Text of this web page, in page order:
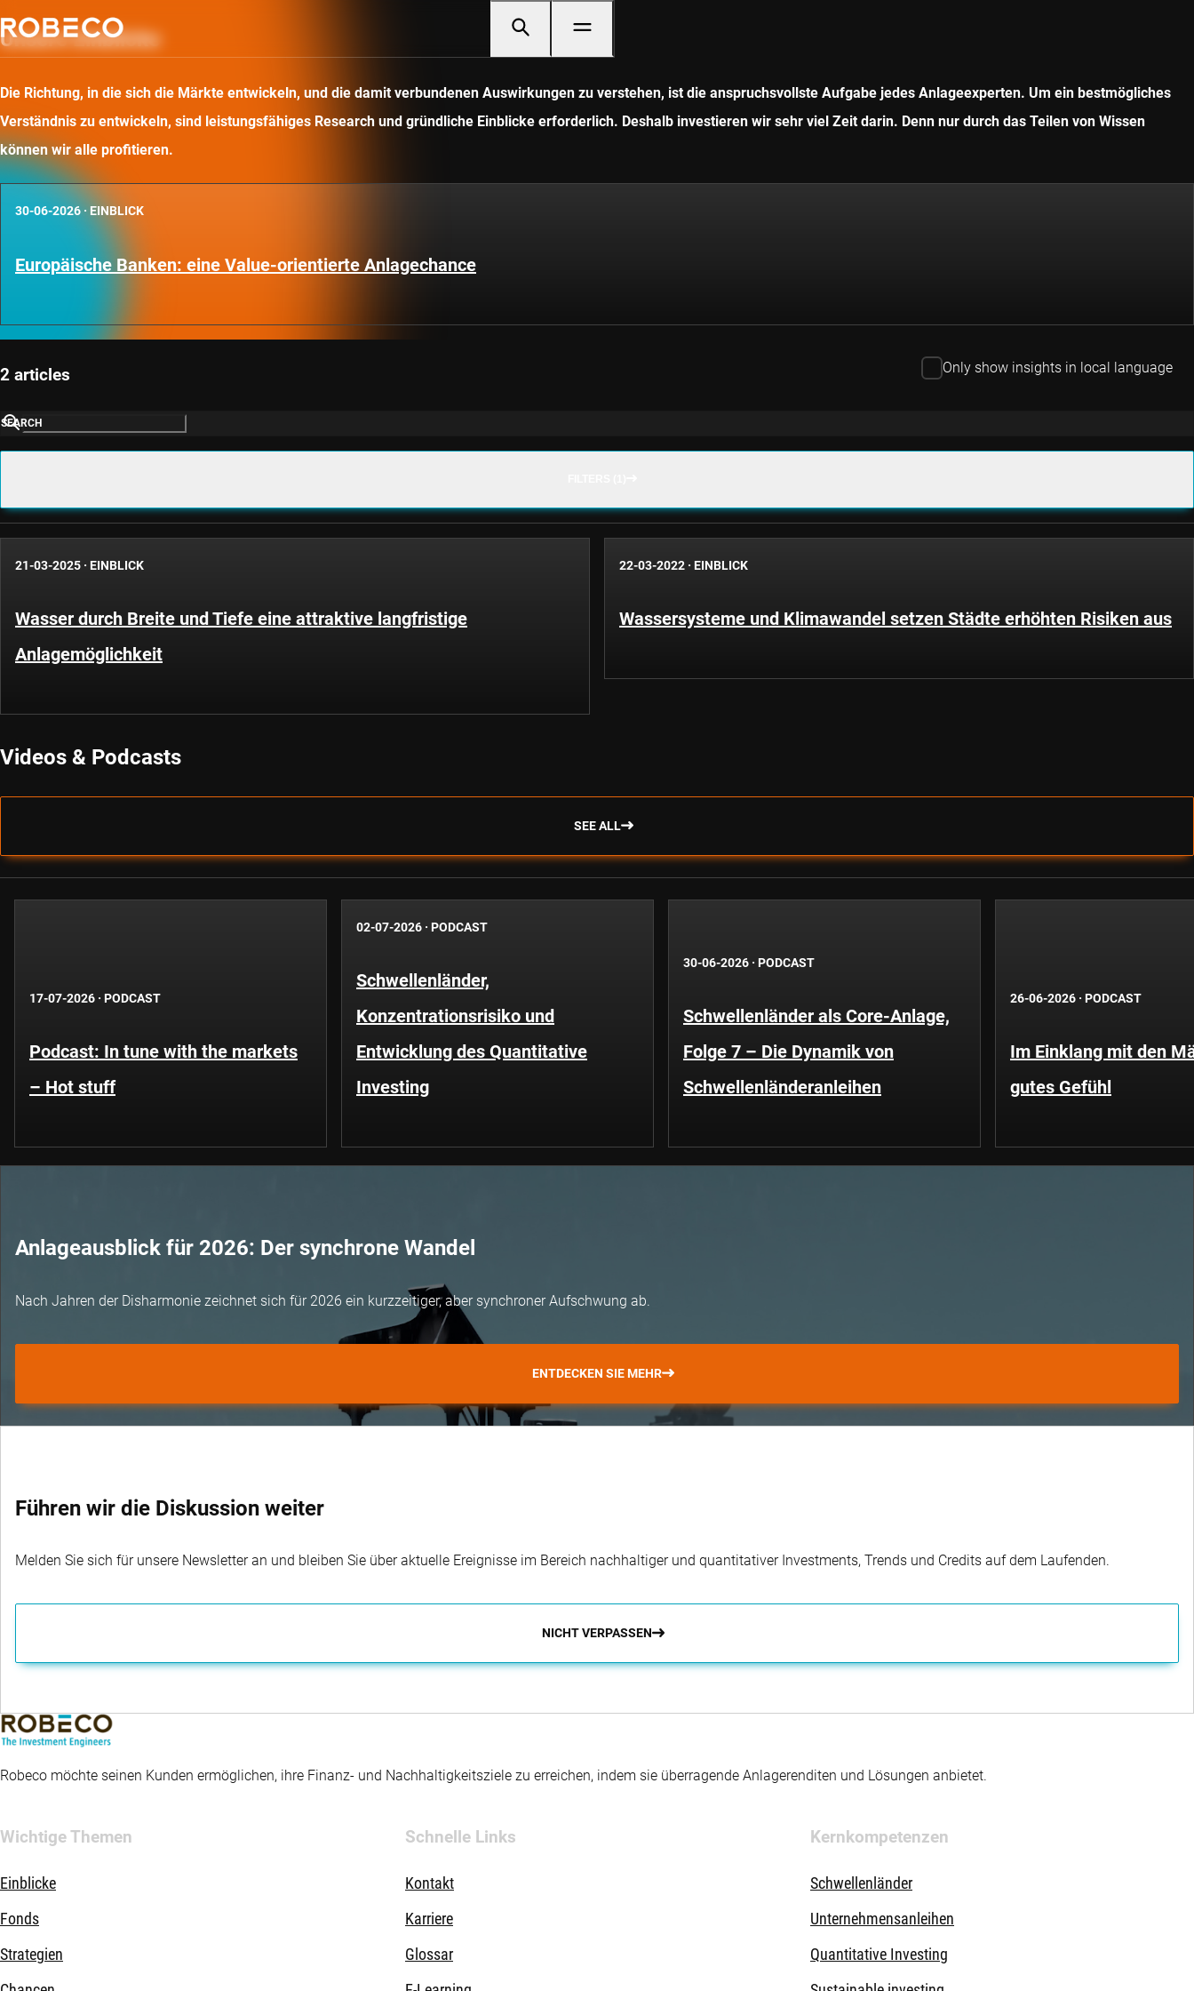
Unsere Einblicke
Die Richtung, in die sich die Märkte entwickeln, und die damit verbundenen Auswirkungen zu verstehen, ist die anspruchsvollste Aufgabe jedes Anlageexperten. Um ein bestmögliches
Verständnis zu entwickeln, sind leistungsfähiges Research und gründliche Einblicke erforderlich. Deshalb investieren wir sehr viel Zeit darin. Denn nur durch das Teilen von Wissen
können wir alle profitieren.
30-06-2026 · EINBLICK
Europäische Banken: eine Value-orientierte Anlagechance
2 articles Only show insights in local language
SEARCH
21-03-2025 · EINBLICK
Wasser durch Breite und Tiefe eine attraktive langfristige
Anlagemöglichkeit
22-03-2022 · EINBLICK
Wassersysteme und Klimawandel setzen Städte erhöhten Risiken aus
Videos & Podcasts
SEE ALL
17-07-2026 · PODCAST
Podcast: In tune with the markets
– Hot stuff
02-07-2026 · PODCAST
Schwellenländer,
Konzentrationsrisiko und
Entwicklung des Quantitative
Investing
30-06-2026 · PODCAST
Schwellenländer als Core-Anlage,
Folge 7 – Die Dynamik von
Schwellenländeranleihen
26-06-2026 · PODCAST
Im Einklang mit den
gutes Gefühl
Anlageausblick für 2026: Der synchrone Wandel
Nach Jahren der Disharmonie zeichnet sich für 2026 ein kurzzeitiger, aber synchroner Aufschwung ab.
ENTDECKEN SIE MEHR
Führen wir die Diskussion weiter
Melden Sie sich für unsere Newsletter an und bleiben Sie über aktuelle Ereignisse im Bereich nachhaltiger und quantitativer Investments, Trends und Credits auf dem Laufenden.
NICHT VERPASSEN
Robeco möchte seinen Kunden ermöglichen, ihre Finanz- und Nachhaltigkeitsziele zu erreichen, indem sie überragende Anlagerenditen und Lösungen anbietet.
Wichtige Themen
Einblicke
Fonds
Strategien
Schnelle Links
Kontakt
Karriere
Glossar
Kernkompetenzen
Schwellenländer
Unternehmensanleihen
Quantitative Investing